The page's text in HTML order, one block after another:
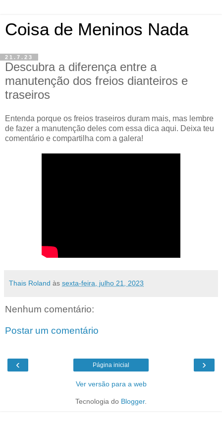
Coisa de Meninos Nada
21.7.23
Descubra a diferença entre a
manutenção dos freios dianteiros e
traseiros
Entenda porque os freios traseiros duram mais, mas lembre
de fazer a manutenção deles com essa dica aqui. Deixa teu
comentário e compartilha com a galera!
Thais Roland às sexta-feira, julho 21, 2023
Nenhum comentário:
Postar um comentário
‹ ›
Página inicial
Ver versão para a web
Tecnologia do Blogger.